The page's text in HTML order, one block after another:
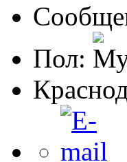
Пол: